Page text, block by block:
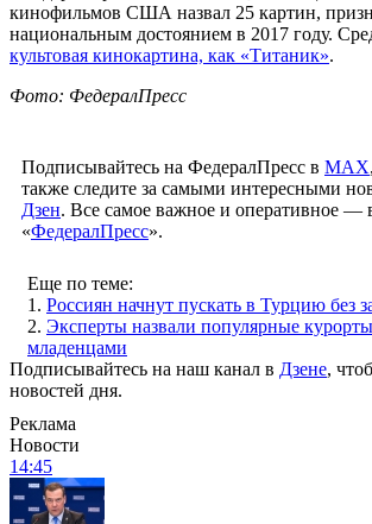
кинофильмов США назвал 25 картин,
национальным достоянием в 2017 году.
культовая кинокартина, как «Титаник».
Фото: ФедералПресс
Подписывайтесь на ФедералПресс в МАХ,
также следите за самыми интересными
Дзен. Все самое важное и оперативное —
«ФедералПресс».
Еще по теме:
1. Россиян начнут пускать в Турцию без
2. Эксперты назвали популярные
младенцами
Подписывайтесь на наш канал в Дзене,
новостей дня.
Реклама
Новости
14:45